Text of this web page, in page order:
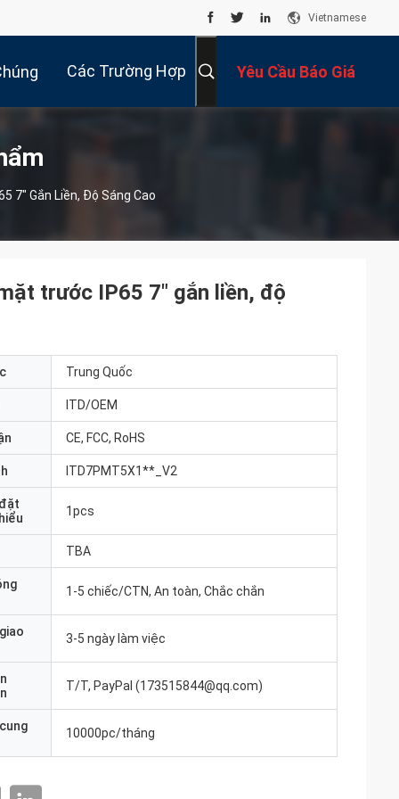
Vietnamese
Tôi
Các Trường Hợp Yêu Cầu Báo Giá
7" Gắn Liền, Độ Sáng Cao
trước IP65 7" gắn liền, độ
Trung Quốc
ITD/OEM
CE, FCC, RoHS
ITD7PMT5X1**_V2
1pcs
TBA
1-5 chiếc/CTN, An toàn, Chắc chắn
3-5 ngày làm việc
T/T, PayPal (173515844@qq.com)
10000pc/tháng